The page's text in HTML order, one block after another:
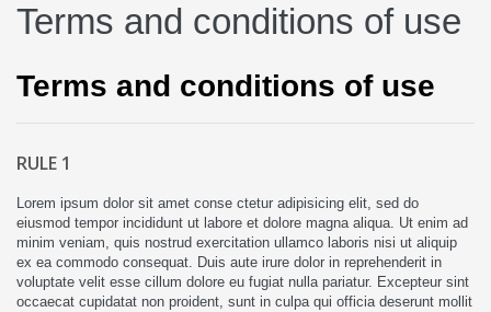
Terms and conditions of use
Terms and conditions of use
RULE 1
Lorem ipsum dolor sit amet conse ctetur adipisicing elit, sed do
eiusmod tempor incididunt ut labore et dolore magna aliqua. Ut enim ad
minim veniam, quis nostrud exercitation ullamco laboris nisi ut aliquip
ex ea commodo consequat. Duis aute irure dolor in reprehenderit in
voluptate velit esse cillum dolore eu fugiat nulla pariatur. Excepteur sint
occaecat cupidatat non proident, sunt in culpa qui officia deserunt mollit